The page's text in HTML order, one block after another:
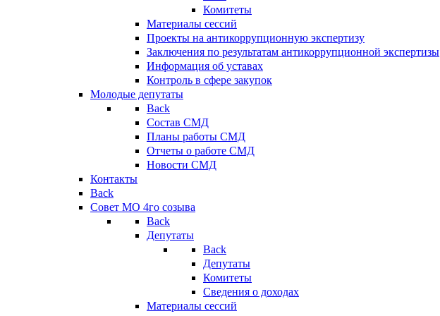
Комитеты
Материалы сессий
Проекты на антикоррупционную экспертизу
Заключения по результатам антикоррупционной экспертизы
Информация об уставах
Контроль в сфере закупок
Молодые депутаты
Back
Состав СМД
Планы работы СМД
Отчеты о работе СМД
Новости СМД
Контакты
Back
Совет МО 4го созыва
Back
Депутаты
Back
Депутаты
Комитеты
Сведения о доходах
Материалы сессий